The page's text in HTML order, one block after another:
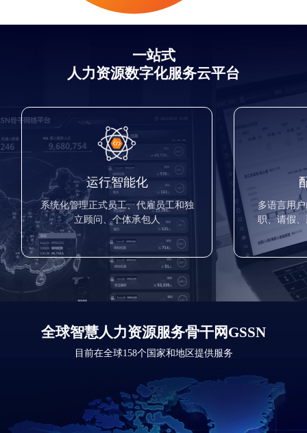
一站式
人力资源数字化服务云平台
运行智能化
系统化管理正式员工、代雇员工和独
立顾问、个体承包人
多语言用
职、请假
全球智慧人力资源服务骨干网GSSN
目前在全球158个国家和地区提供服务